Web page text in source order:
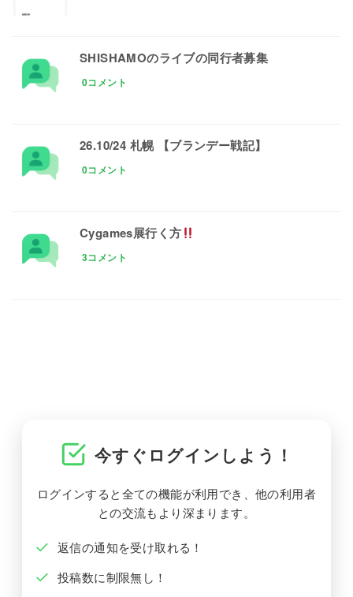
SHISHAMOのライブの同行者募集
0コメント
26.10/24 札幌 【ブランデー戦記】
0コメント
Cygames展行く方
3コメント
今すぐログインしよう！
ログインすると全ての機能が利用でき、他の利用者
との交流もより深まります。
返信の通知を受け取れる！
投稿数に制限無し！